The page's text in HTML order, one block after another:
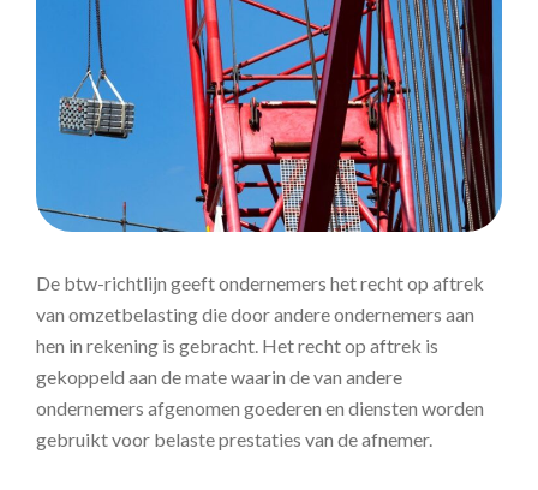
De btw-richtlijn geeft ondernemers het recht op aftrek
van omzetbelasting die door andere ondernemers aan
hen in rekening is gebracht. Het recht op aftrek is
gekoppeld aan de mate waarin de van andere
ondernemers afgenomen goederen en diensten worden
gebruikt voor belaste prestaties van de afnemer.